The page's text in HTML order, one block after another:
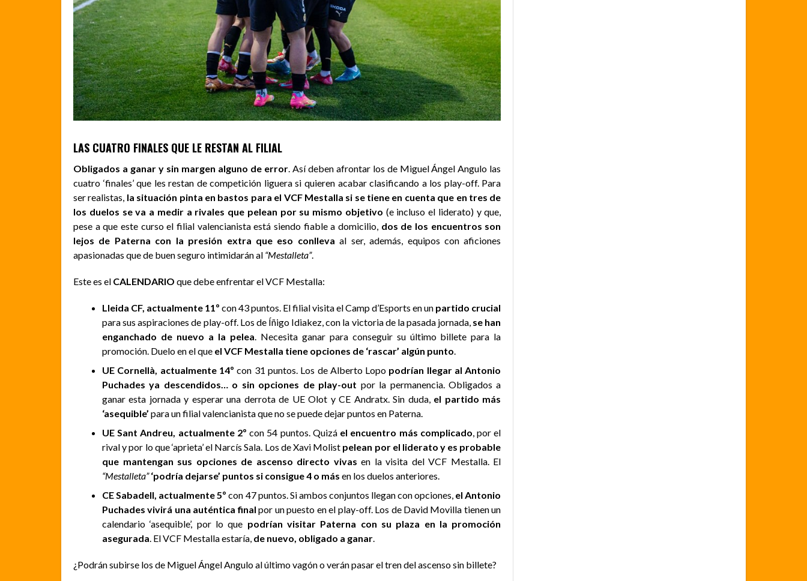
LAS CUATRO FINALES QUE LE RESTAN AL FILIAL
Obligados a ganar y sin margen alguno de error. Así deben afrontar los de Miguel Ángel Angulo las
cuatro ‘finales’ que les restan de competición liguera si quieren acabar clasificando a los play-off. Para
ser realistas, la situación pinta en bastos para el VCF Mestalla si se tiene en cuenta que en tres de
los duelos se va a medir a rivales que pelean por su mismo objetivo (e incluso el liderato) y que,
pese a que este curso el filial valencianista está siendo fiable a domicilio, dos de los encuentros son
lejos de Paterna con la presión extra que eso conlleva al ser, además, equipos con aficiones
apasionadas que de buen seguro intimidarán al “Mestalleta”.
Este es el CALENDARIO que debe enfrentar el VCF Mestalla:
Lleida CF, actualmente 11º con 43 puntos. El filial visita el Camp d’Esports en un partido crucial
para sus aspiraciones de play-off. Los de Íñigo Idiakez, con la victoria de la pasada jornada, se han
enganchado de nuevo a la pelea . Necesita ganar para conseguir su último billete para la
promoción. Duelo en el que el VCF Mestalla tiene opciones de ‘rascar’ algún punto
UE Cornellà, actualmente 14º con 31 puntos. Los de Alberto Lopo podrían llegar al Antonio
Puchades ya descendidos… o sin opciones de play-out por la permanencia. Obligados a
ganar esta jornada y esperar una derrota de UE Olot y CE Andratx. Sin duda, el partido más
‘asequible’ para un filial valencianista que no se puede dejar puntos en Paterna.
UE Sant Andreu, actualmente 2º con 54 puntos. Quizá el encuentro más complicado , por el
rival y por lo que ‘aprieta’ el Narcís Sala. Los de Xavi Molist pelean por el liderato y es probable
que mantengan sus opciones de ascenso directo vivas en la visita del VCF Mestalla. El
“Mestalleta” ‘podría dejarse’ puntos si consigue 4 o más en los duelos anteriores.
CE Sabadell, actualmente 5º con 47 puntos. Si ambos conjuntos llegan con opciones, el Antonio
Puchades vivirá una auténtica final por un puesto en el play-off. Los de David Movilla tienen un
calendario ‘asequible’, por lo que podrían visitar Paterna con su plaza en la promoción
asegurada . El VCF Mestalla estaría, de nuevo, obligado a ganar
¿Podrán subirse los de Miguel Ángel Angulo al último vagón o verán pasar el tren del ascenso sin billete?